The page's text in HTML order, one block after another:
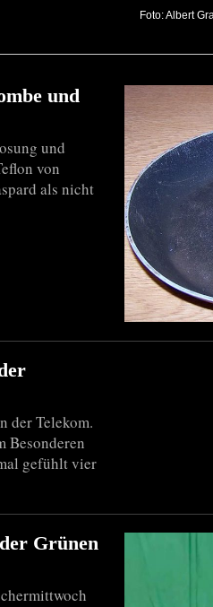
Foto: Albert
und
und
von
als nicht
der Telekom.
Besonderen
gefühlt vier
Grünen